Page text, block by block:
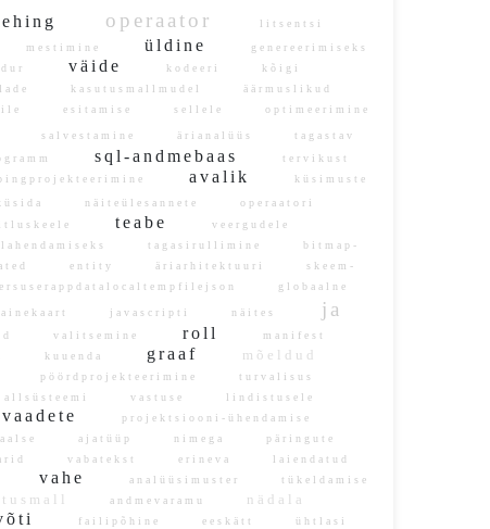
operaator
litsentsi
mestimine üldine
genereerimiseks
väide kodeeri kõigi
kasutusmallmudel
äärmuslikud
esitamise sellele optimeerimine
salvestamine ärianalüüs
tagastav
sql-andmebaas
tervikust
avalik
küsimuste
näiteülesannete
operaatori
teabe
veergudele
tagasirullimine
bitmap-
entity äriarhitektuuri
skeem-
globaalne
javascripti näites ja
valitsemine roll
manifest
kuuenda graaf mõeldud
pöördprojekteerimine
turvalisus
vastuse
lindistusele
projektsiooni-ühendamise
ajatüüp nimega
päringute
vabatekst erineva
laiendatud
vahe analüüsimuster
tükeldamise
andmevaramu nädala
failipõhine eeskätt ühtlasi